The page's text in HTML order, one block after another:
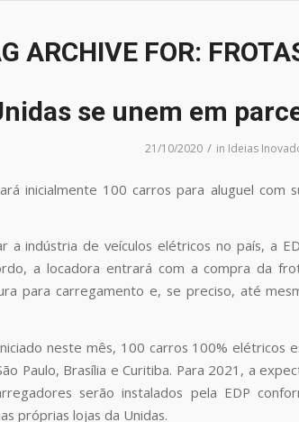
ARCHIVE FOR:
se unem em
21/10/2020 / in Ideias
inicialmente 100 carros para aluguel
a indústria de veículos elétricos no país, a
a locadora entrará com a compra da
para carregamento e, se preciso, até
neste mês, 100 carros 100% elétricos
Paulo, Brasília e Curitiba. Para 2021, a
serão instalados pela EDP
próprias lojas da Unidas.